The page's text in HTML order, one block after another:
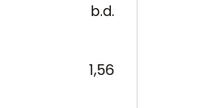
b.d.
1,56